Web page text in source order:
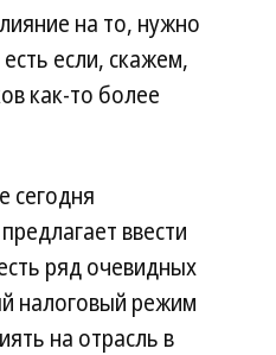
на то, нужно
если, скажем,
как-то более
сегодня
ввести
ряд очевидных
налоговый режим
на отрасль в